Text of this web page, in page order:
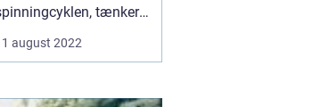
tænker
at få en god træning på.
- spinningcyklen er
august 2022